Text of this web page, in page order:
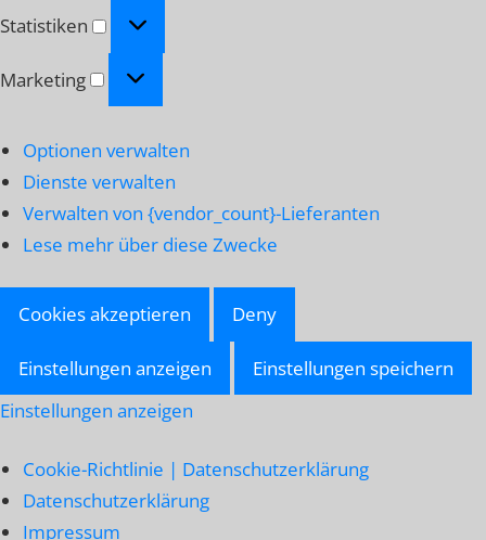
Statistiken Statistiken
Marketing Marketing
Optionen verwalten
Dienste verwalten
Verwalten von {vendor_count}-Lieferanten
Lese mehr über diese Zwecke
Cookies akzeptieren Deny
Einstellungen anzeigen
Einstellungen speichern
Einstellungen anzeigen
Cookie-Richtlinie | Datenschutzerklärung
Datenschutzerklärung
Impressum